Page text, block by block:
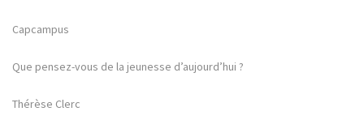
Capcampus
Que pensez-vous de la jeunesse d’aujourd’hui ?
Thérèse Clerc